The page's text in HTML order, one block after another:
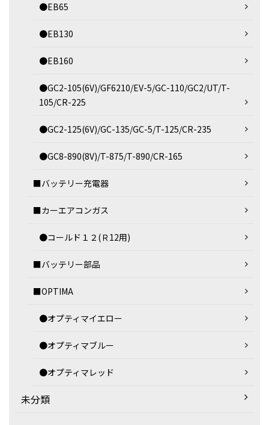
●EB65
●EB130
●EB160
●GC2-105(6V)/GF6210/EV-5/GC-110/GC2/UT/T-
105/CR-225
●GC2-125(6V)/GC-135/GC-5/T-125/CR-235
●GC8-890(8V)/T-875/T-890/CR-165
■バッテリー充電器
■カーエアコンガス
●コールド１２(Ｒ12用)
■バッテリー部品
■OPTIMA
●オプティマイエロー
●オプティマブルー
●オプティマレッド
未分類